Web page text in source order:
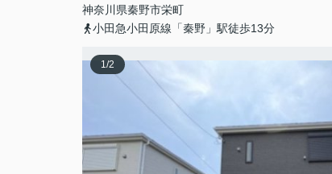
神奈川県秦野市栄町
小田急小田原線「秦野」駅徒歩13分
1/2